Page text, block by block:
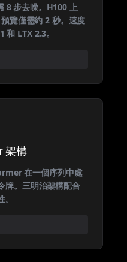
8 步去噪。H100 上
覽僅需約 2 秒。速度
LTX 2.3。
架構
在一個序列中處
牌。三明治架構配合